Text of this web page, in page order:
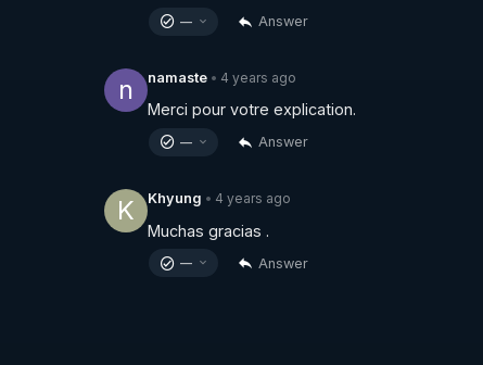
— Answer
n namaste • 4 years ago
Merci pour votre explication.
— Answer
K Khyung • 4 years ago
Muchas gracias .
— Answer